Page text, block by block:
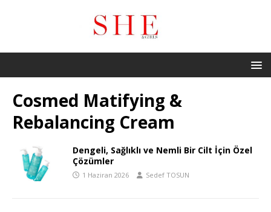
Cosmed Matifying &
Rebalancing Cream
Dengeli, Sağlıklı ve Nemli Bir Cilt İçin Özel
Çözümler
1 Haziran 2026 Sedef TOSUN